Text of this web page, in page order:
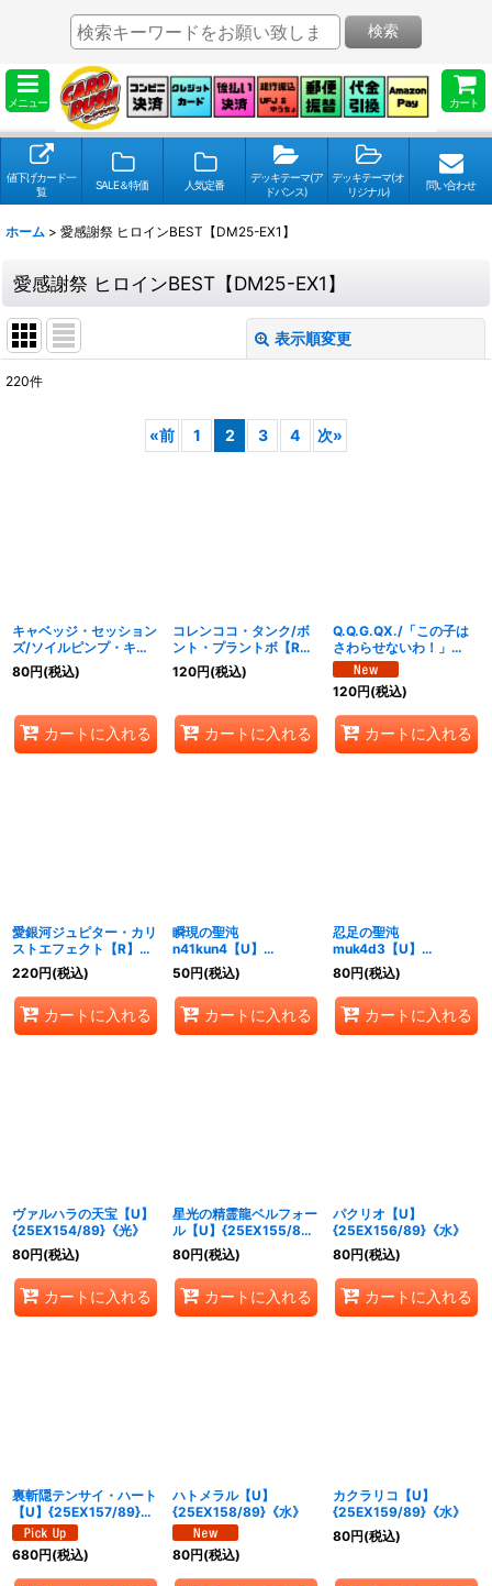
メニュー カート
検索
値下げカード一
覧
SALE＆特価 人気定番
デッキテーマ(ア
ドバンス)
デッキテーマ(オ
リジナル)
問い合わせ
ホーム > 愛感謝祭 ヒロインBEST【DM25-EX1】
愛感謝祭 ヒロインBEST【DM25-EX1】
表示順変更
220件
«前 1 2 3 4 次»
キャベッジ・セッション
ズ/ソイルピンプ・キャ
ベッジ【R】
{25EX147/89}《自然》
80円(税込)
カートに入れる
コレンココ・タンク/ボ
ント・プラントボ【R】
{25EX148/89}《自然》
120円(税込)
カートに入れる
Q.Q.G.QX./「この子は
さわらせないわ！」
【R】{25EX149/89}
《自然》
120円(税込)
カートに入れる
愛銀河ジュピター・カリ
ストエフェクト【R】
{25EX150/89}《自然》
220円(税込)
カートに入れる
瞬現の聖沌
n41kun4【U】
{25EX152/89}《光》
50円(税込)
カートに入れる
忍足の聖沌
muk4d3【U】
{25EX153/89}《光》
80円(税込)
カートに入れる
ヴァルハラの天宝【U】
{25EX154/89}《光》
80円(税込)
カートに入れる
星光の精霊龍ベルフォー
ル【U】{25EX155/89}
《水》
80円(税込)
カートに入れる
パクリオ【U】
{25EX156/89}《水》
80円(税込)
カートに入れる
裏斬隠テンサイ・ハート
【U】{25EX157/89}
《水》
680円(税込)
ハトメラル【U】
{25EX158/89}《水》
80円(税込)
カクラリコ【U】
{25EX159/89}《水》
80円(税込)